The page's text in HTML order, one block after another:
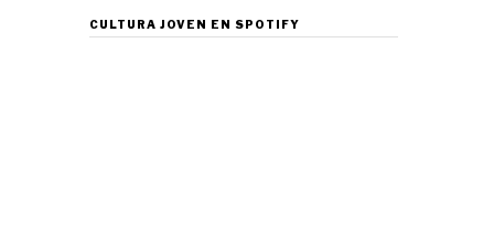
CULTURA JOVEN EN SPOTIFY